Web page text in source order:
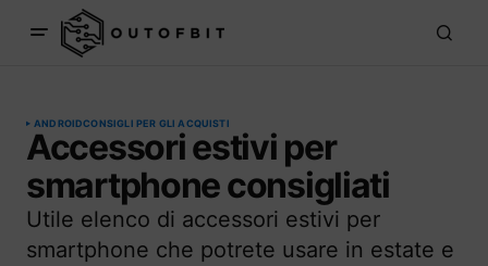
ANDROIDCONSIGLI PER GLI ACQUISTI
Accessori estivi per
smartphone consigliati
Utile elenco di accessori estivi per
smartphone che potrete usare in estate e